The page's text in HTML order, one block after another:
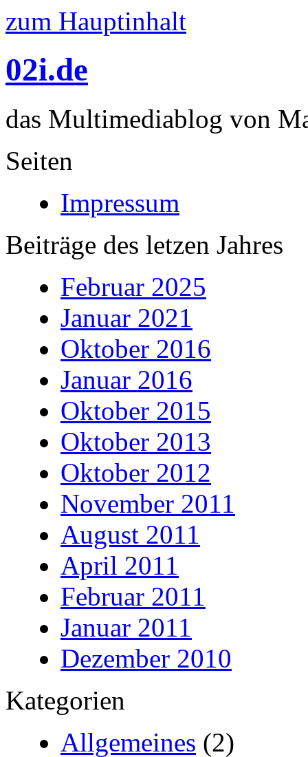
zum Hauptinhalt
02i.de
das Multimediablog von
Seiten
Impressum
Beiträge des letzen Jahres
Februar 2025
Januar 2021
Oktober 2016
Januar 2016
Oktober 2015
Oktober 2013
Oktober 2012
November 2011
August 2011
April 2011
Februar 2011
Januar 2011
Dezember 2010
Kategorien
Allgemeines (2)